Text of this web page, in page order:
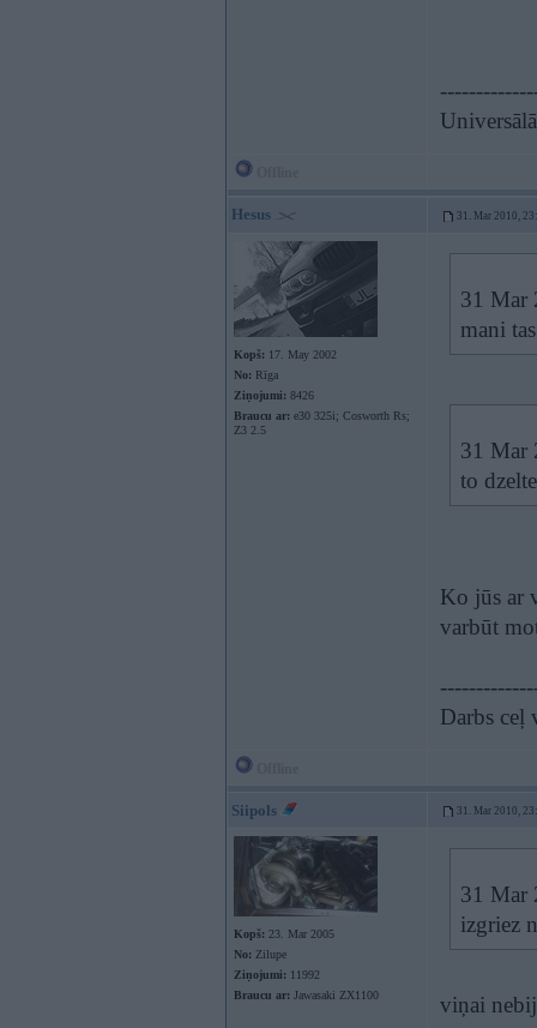
Hesus 31. Mar 2010,
Kopš: 17. May 2002
No: Rīga
Ziņojumi: 8426
Braucu ar: e30 325i; Cosworth Rs;
Z3 2.5
31 Mar
mani
31 Mar
to
Ko jūs ar
varbūt
Darbs ceļ
Siipols 31. Mar 2010,
Kopš: 23. Mar 2005
No: Zilupe
Ziņojumi: 11992
Braucu ar: Jawasaki ZX1100
31 Mar
izgriez
viņai